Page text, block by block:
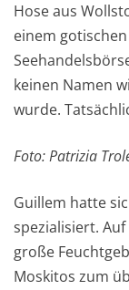
Hose aus
einem
keinen Namen
wurde.
Foto: Patrizia
Guillem hatte
spezialisiert.
große
Moskitos zum